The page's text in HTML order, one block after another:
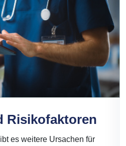
Risikofaktoren
es weitere Ursachen für